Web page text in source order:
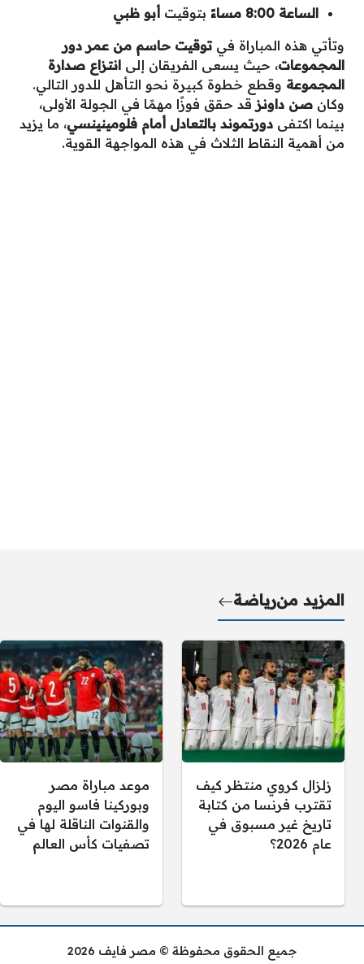
الساعة 8:00 مساءً
بتوقيت أبو ظبي
وتأتي هذه المباراة فيتوقيت حاسم من عمر دور
المجموعات، حيث يسعى الفريقان إلى انتزاع صدارة
المجموعة وقطع خطوة كبيرة نحو التأهل للدور التالي.
وكان صن داونز قد حقق فوزًا مهمًا في الجولة الأولى،
بينما اكتفى دورتموند بالتعادل أمام فلومينينسي، ما يزيد
من أهمية النقاط الثلاث في هذه المواجهة القوية.
المزيد منرياضة
زلزال كروي منتظر كيف
تقترب فرنسا من كتابة
تاريخ غير مسبوق في
عام 2026؟
موعد مباراة مصر
وبوركينا فاسو اليوم
والقنوات الناقلة لها في
تصفيات كأس العالم
جميع الحقوق محفوظة © مصر فايف 2026